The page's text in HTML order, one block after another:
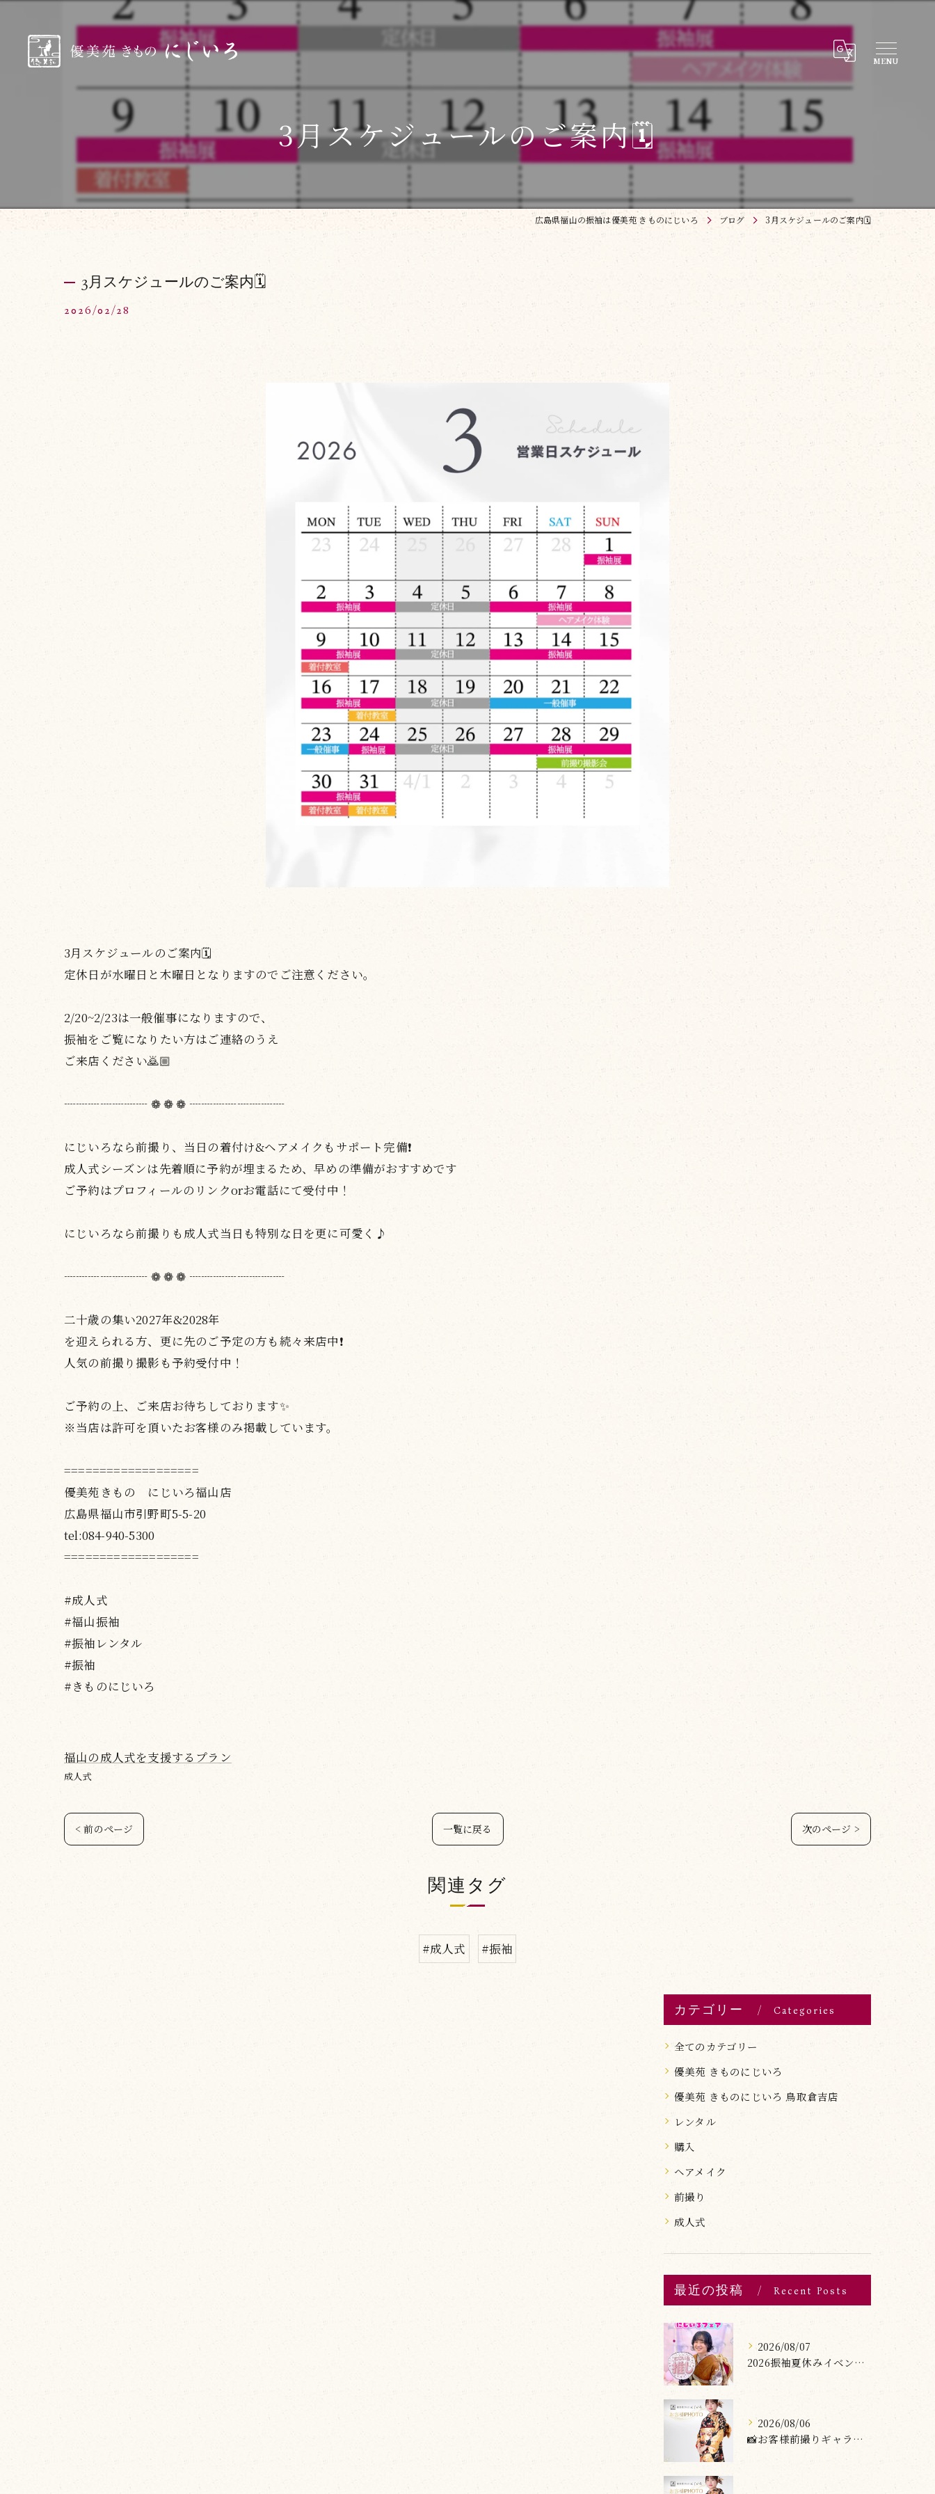
3月スケジュールのご案内🗓️
広島県福山の振袖は優美苑 きものにじいろ ブログ 3月スケジュールのご案内🗓️
3月スケジュールのご案内🗓️
2026/02/28
3月スケジュールのご案内🗓️
定休日が水曜日と木曜日となりますのでご注意ください。
2/20~2/23は一般催事になりますので、
振袖をご覧になりたい方はご連絡のうえ
ご来店ください🙇🏼
┈┈┈┈┈┈┈ ❁ ❁ ❁ ┈┈┈┈┈┈┈┈
にじいろなら前撮り、当日の着付け&ヘアメイクもサポート完備❗️
成人式シーズンは先着順に予約が埋まるため、早めの準備がおすすめです
ご予約はプロフィールのリンクorお電話にて受付中！
にじいろなら前撮りも成人式当日も特別な日を更に可愛く♪
┈┈┈┈┈┈┈ ❁ ❁ ❁ ┈┈┈┈┈┈┈┈
二十歳の集い2027年&2028年
を迎えられる方、更に先のご予定の方も続々来店中❗️
人気の前撮り撮影も予約受付中！
ご予約の上、ご来店お待ちしております✨
※当店は許可を頂いたお客様のみ掲載しています。
===================
優美苑きもの にじいろ福山店
広島県福山市引野町5-5-20
tel:084-940-5300
===================
#成人式
#福山振袖
#振袖レンタル
#振袖
#きものにじいろ
福山の成人式を支援するプラン
成人式
< 前のページ 一覧に戻る 次のページ >
関連タグ
#成人式 #振袖
カテゴリー Categories
全てのカテゴリー
優美苑 きものにじいろ
優美苑 きものにじいろ 鳥取倉吉店
レンタル
購入
ヘアメイク
前撮り
成人式
最近の投稿 Recent Posts
2026/08/07
2026振袖夏休みイベント開催🌺🐠
2026/08/06
📸お客様前撮りギャラリー